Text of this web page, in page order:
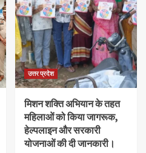
उत्तर प्रदेश
मिशन शक्ति अभियान के तहत
महिलाओं को किया जागरूक,
हेल्पलाइन और सरकारी
योजनाओं की दी जानकारी।